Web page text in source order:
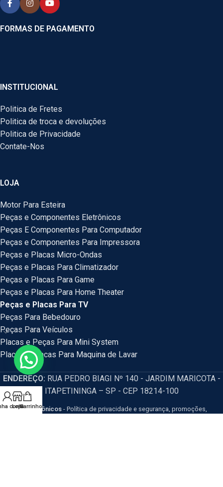
FORMAS DE PAGAMENTO
INSTITUCIONAL
Politica de Fretes
Politica de troca e devoluções
Politica de Privacidade
Contate-Nos
LOJA
Motor Para Esteira
Peças e Componentes Eletrônicos
Peças E Componentes Para Computador
Peças e Componentes Para Impressora
Peças e Placas Micro-Ondas
Peças e Placas Para Climatizador
Peças e Placas Para Game
Peças e Placas Para Home Theater
Peças e Placas Para TV
Peças Para Bebedouro
Peças Para Veículos
Placas e Peças Para Mini System
Placas e Placas Para Maquina de Lavar
ENDEREÇO: RUA PEDRO BIAGI Nº 140 - JARDIM MARICOTA -
ITAPETININGA – SP - CEP 18214-100
HM Eletrônicos - Política de privacidade e segurança, promoções,
conta
LojaCarrinho